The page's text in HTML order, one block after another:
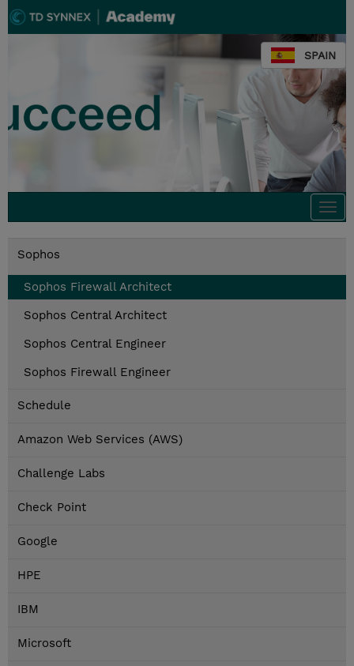
SPAIN
Sophos
Sophos Firewall Architect
Sophos Central Architect
Sophos Central Engineer
Sophos Firewall Engineer
Schedule
Amazon Web Services (AWS)
Challenge Labs
Check Point
Google
HPE
IBM
Microsoft